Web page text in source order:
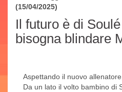
(15/04/2025)
Il futuro è di
bisogna blindare
Aspettando il nuovo
Da un lato il volto bambino di